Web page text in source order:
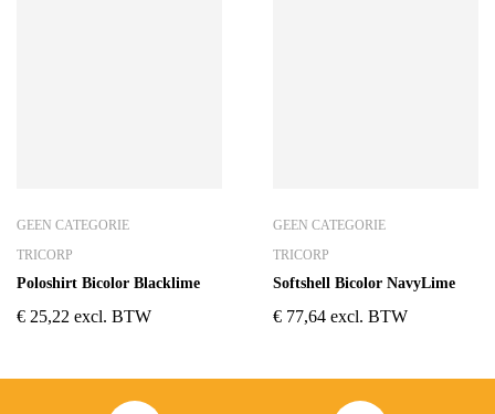
GEEN CATEGORIE
TRICORP
Poloshirt Bicolor Blacklime
€ 25,22 excl. BTW
GEEN CATEGORIE
TRICORP
Softshell Bicolor NavyLime
€ 77,64 excl. BTW